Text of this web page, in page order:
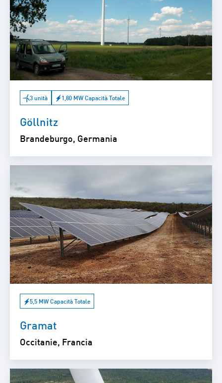
3 unità 1,80 MW Capacità Totale
Göllnitz
Brandeburgo, Germania
5,5 MW Capacità Totale
Gramat
Occitanie, Francia